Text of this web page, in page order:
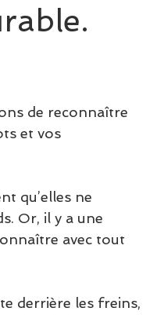
de reconnaître
et vos
qu’elles ne
Or, il y a une
avec tout
derrière les freins,